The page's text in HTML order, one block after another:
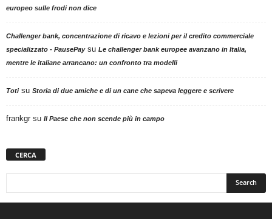
europeo sulle frodi non dice
Challenger bank, concentrazione di ricavo e lezioni per il credito commerciale
specializzato - PausePaysu Le challenger bank europee avanzano in Italia,
mentre le italiane arrancano: un confronto tra modelli
Totisu Storia di due amiche e di un cane che sapeva leggere e scrivere
frankgr su Il Paese che non scende più in campo
CERCA